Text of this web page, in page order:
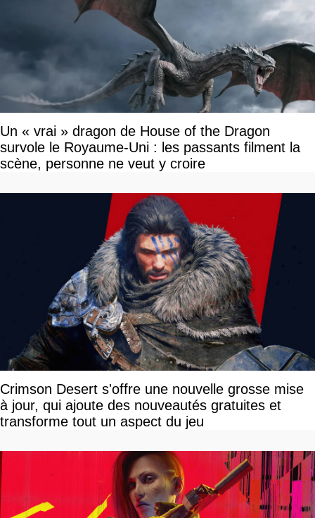
Un « vrai » dragon de House of the Dragon
survole le Royaume-Uni : les passants filment la
scène, personne ne veut y croire
Crimson Desert s'offre une nouvelle grosse mise
à jour, qui ajoute des nouveautés gratuites et
transforme tout un aspect du jeu